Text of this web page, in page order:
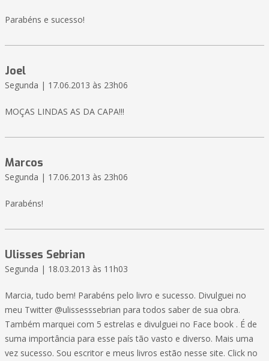
Parabéns e sucesso!
Joel
Segunda | 17.06.2013 às 23h06
MOÇAS LINDAS AS DA CAPA!!!
Marcos
Segunda | 17.06.2013 às 23h06
Parabéns!
Ulisses Sebrian
Segunda | 18.03.2013 às 11h03
Marcia, tudo bem! Parabéns pelo livro e sucesso. Divulguei no
meu Twitter @ulissesssebrian para todos saber de sua obra.
Também marquei com 5 estrelas e divulguei no Face book . É de
suma importância para esse país tão vasto e diverso. Mais uma
vez sucesso. Sou escritor e meus livros estão nesse site. Click no